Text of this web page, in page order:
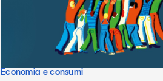
Economia e consumi